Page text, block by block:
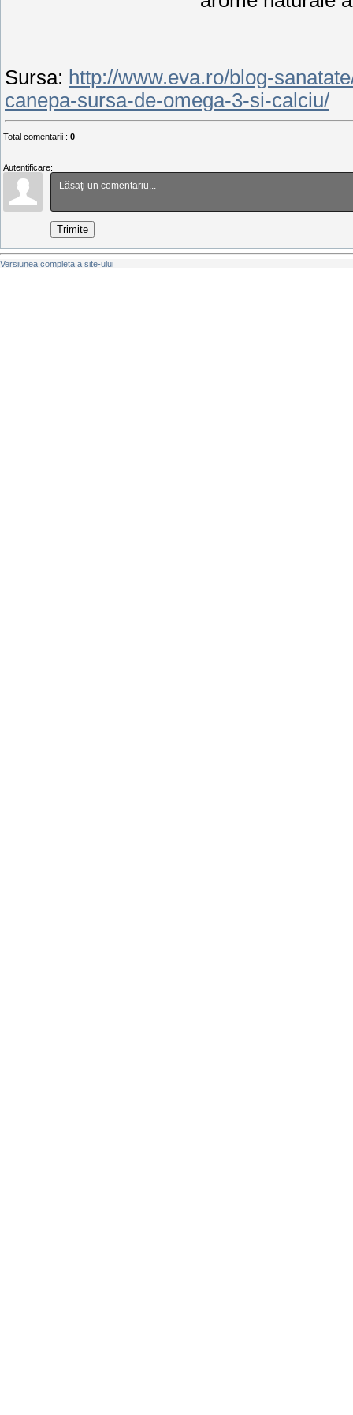
Sursa: http://www.eva.ro/blog-
canepa-sursa-de-omega-3-si-calciu/
Total comentarii : 0
Autentificare:
Trimite
Versiunea completa a site-ului